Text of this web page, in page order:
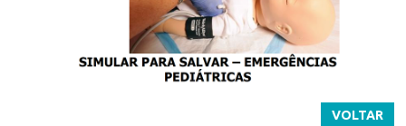
VOLTAR